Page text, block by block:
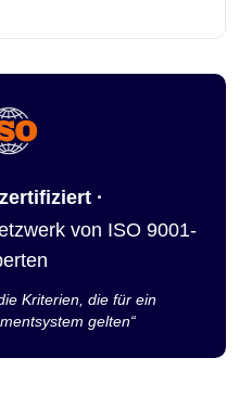
·
von ISO 9001-
Kriterien, die für ein
gelten“